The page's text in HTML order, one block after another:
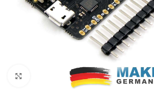
Click to enlarge